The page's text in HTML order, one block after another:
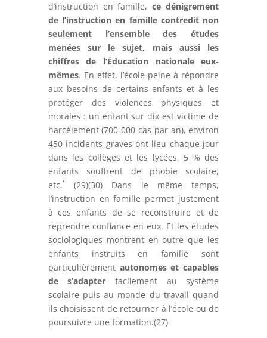
d’instruction en famille, ce dénigrement
de l’instruction en famille contredit non
seulement l’ensemble des études
menées sur le sujet, mais aussi les
chiffres de l’Éducation nationale eux-
mêmes. En effet, l’école peine à répondre
aux besoins de certains enfants et à les
protéger des violences physiques et
morales : un enfant sur dix est victime de
harcèlement (700 000 cas par an), environ
450 incidents graves ont lieu chaque jour
dans les collèges et les lycées, 5 % des
enfants souffrent de phobie scolaire,
etc.
,
(29)(30) Dans le même temps,
l’instruction en famille permet justement
à ces enfants de se reconstruire et de
reprendre confiance en eux. Et les études
sociologiques montrent en outre que les
enfants instruits en famille sont
particulièrement autonomes et capables
de s’adapter
facilement au système
scolaire puis au monde du travail quand
ils choisissent de retourner à l’école ou de
poursuivre une formation.(27)